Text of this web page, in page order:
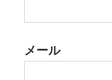
メール